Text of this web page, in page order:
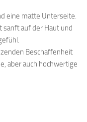
eine matte Unterseite.
sanft auf der Haut und
Beschaffenheit
aber auch hochwertige